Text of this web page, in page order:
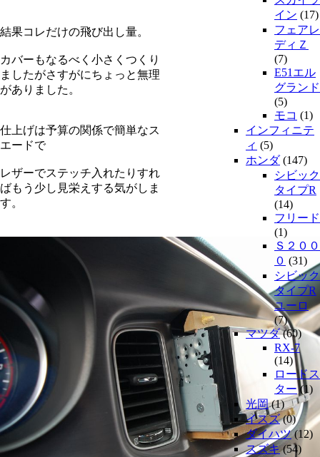
結果コレだけの飛び出し量。
カバーもなるべく小さくつくり
ましたがさすがにちょっと無理
がありました。
仕上げは予算の関係で簡単なス
エードで
レザーでステッチ入れたりすれ
ばもう少し見栄えする気がしま
す。
イン (17)
フェアレ
ディＺ
(7)
E51エル
グランド
(5)
モコ (1)
インフィニテ
ィ (5)
ホンダ(147)
シビック
タイプR
(14)
フリード
(1)
Ｓ２００
０ (31)
シビック
タイプR
ユーロ
(7)
マツダ(60)
RX-7
(14)
ロードス
ター(1)
光岡(1)
イスズ(0)
ダイハツ(12)
スズキ(54)